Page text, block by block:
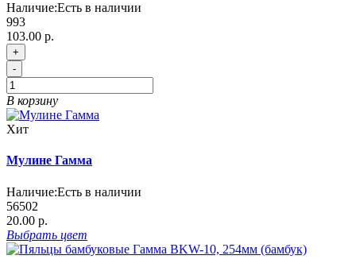
Наличие:Есть в наличии
993
103.00 р.
+
-
В корзину
Хит
Мулине Гамма
Наличие:Есть в наличии
56502
20.00 р.
Выбрать цвет